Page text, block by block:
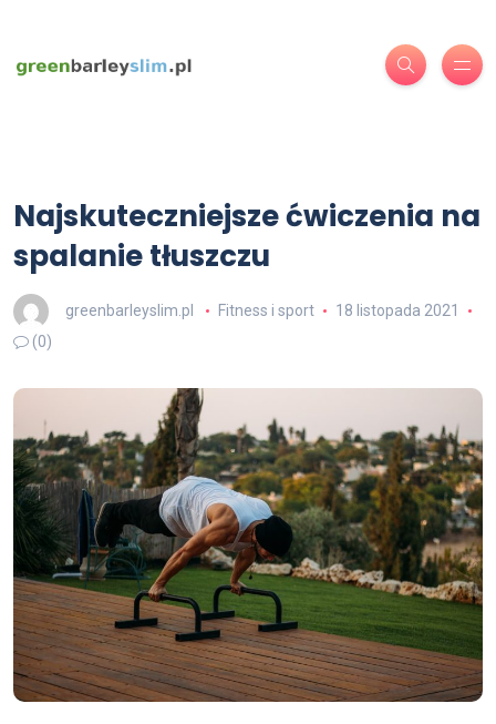
Najskuteczniejsze ćwiczenia na
spalanie tłuszczu
greenbarleyslim.pl Fitness i sport
18 listopada 2021
(0)